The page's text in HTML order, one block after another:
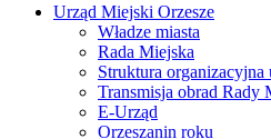
Urząd Miejski Orzesze
Władze miasta
Rada Miejska
Struktura organizacyjna
Transmisja obrad Rady
E-Urząd
Orzeszanin roku